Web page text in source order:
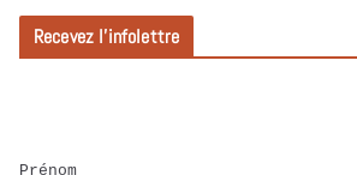
c
t
r
Recevez l’infolettre
Prénom